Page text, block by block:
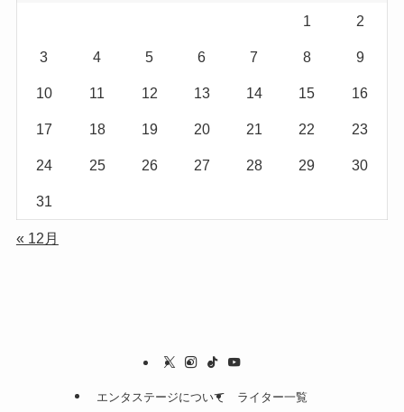
1 2
3 4 5 6 7 8 9
10 11 12 13 14 15 16
17 18 19 20 21 22 23
24 25 26 27 28 29 30
31
« 12月
エンタステージについて ライター一覧